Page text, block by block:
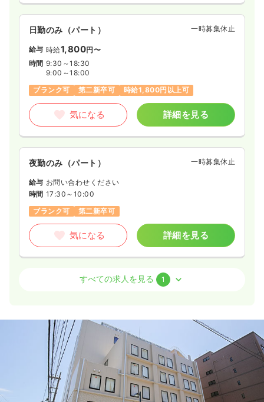
日勤のみ（常勤） 一時募集休止
給与 32.3 万円 賞与4ヶ月
※経験25年の例
時間 8:30～17:15
土日祝休み
年間休日120日
月給32万円以上可
気になる 詳細を見る
日勤のみ（パート） 一時募集休止
給与 時給1,600 円〜
時間 8:30～17:15
土日祝休み
オンコールあり
気になる 詳細を見る
日勤のみ（パート） 一時募集休止
給与 時給1,800円〜
時間 9:30～18:30
9:00～18:00
ブランク可
第二新卒可 時給1,800円以上可
気になる 詳細を見る
夜勤のみ（パート） 一時募集休止
給与 お問い合わせください
時間 17:30～10:00
ブランク可
第二新卒可
気になる 詳細を見る
38.0万円/月 賞与3ヶ月
※一例
9:00～18:00
オンコールあり
ブランク可 月給38万円以上可
気になる 詳細を見る
すべての求人を見る 1